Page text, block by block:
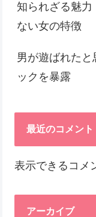
知られざる魅
ない女の特徴
男が遊ばれたと
ックを暴露
最近のコメント
表示できるコメ
アーカイブ